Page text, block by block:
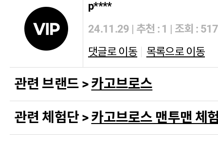
p****
24.11.29 | 추천 : 1 | 조회 : 517
댓글로 이동
목록으로 이동
관련 브랜드 >카고브로스
관련 체험단 >카고브로스 맨투맨 체